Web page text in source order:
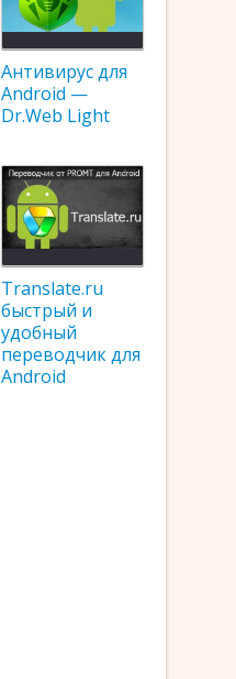
Антивирус для
Android —
Dr.Web Light
Translate.ru
быстрый и
удобный
переводчик для
Android